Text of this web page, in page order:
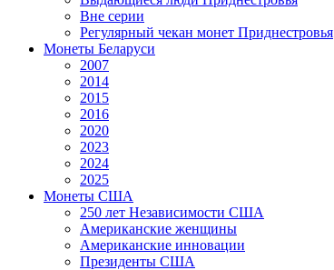
Вне серии
Регулярный чекан монет Приднестровья
Монеты Беларуси
2007
2014
2015
2016
2020
2023
2024
2025
Монеты США
250 лет Независимости США
Американские женщины
Американские инновации
Президенты США